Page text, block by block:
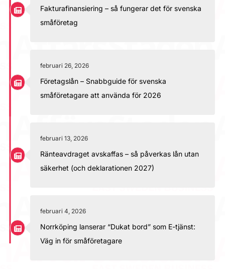
Fakturafinansiering – så fungerar det för svenska
småföretag
februari 26, 2026
Företagslån – Snabbguide för svenska
småföretagare att använda för 2026
februari 13, 2026
Ränteavdraget avskaffas – så påverkas lån utan
säkerhet (och deklarationen 2027)
februari 4, 2026
Norrköping lanserar “Dukat bord” som E-tjänst:
Väg in för småföretagare